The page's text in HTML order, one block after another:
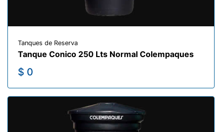
Tanques de Reserva
Tanque Conico 250 Lts Normal Colempaques
$ 0